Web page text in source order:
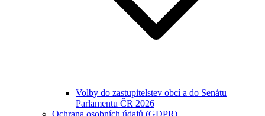
Volby do zastupitelstev obcí a do Senátu
Parlamentu ČR 2026
Ochrana osobních údajů (GDPR)